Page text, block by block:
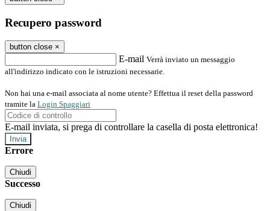
Recupero password
button close ×
E-mail Verrà inviato un messaggio
all'indirizzo indicato con le istruzioni necessarie.
Non hai una e-mail associata al nome utente? Effettua il reset della password
tramite la Login Spaggiari
E-mail inviata, si prega di controllare la casella di posta elettronica!
Errore
Chiudi
Successo
Chiudi